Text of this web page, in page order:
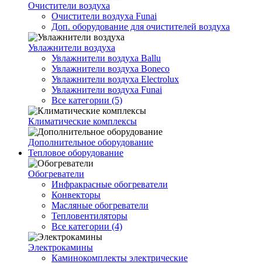
Очистители воздуха
Очистители воздуха Funai
Доп. оборудование для очистителей воздуха
Увлажнители воздуха
Увлажнители воздуха Ballu
Увлажнители воздуха Boneco
Увлажнители воздуха Electrolux
Увлажнители воздуха Funai
Все категории (5)
Климатические комплексы
Дополнительное оборудование
Тепловое оборудование
Обогреватели
Инфракрасные обогреватели
Конвекторы
Масляные обогреватели
Тепловентиляторы
Все категории (4)
Электрокамины
Каминокомплекты электрические